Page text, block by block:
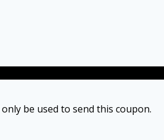
be used to send this coupon.